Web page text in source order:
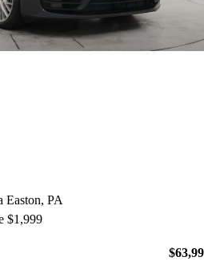
Easton, PA
$1,999